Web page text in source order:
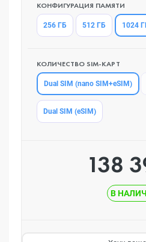
КОНФИГУРАЦИЯ ПАМЯТИ
256 ГБ 512 ГБ 1024
КОЛИЧЕСТВО SIM-КАРТ
Dual SIM (nano SIM+eSIM)
Dual SIM (eSIM)
138
В